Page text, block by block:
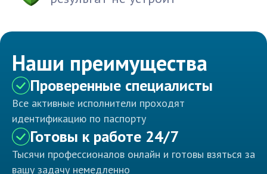
Наши преимущества
Проверенные специалисты
Все активные исполнители проходят
идентификацию по паспорту
Готовы к работе 24/7
Тысячи профессионалов онлайн и готовы взяться за
вашу задачу немедленно